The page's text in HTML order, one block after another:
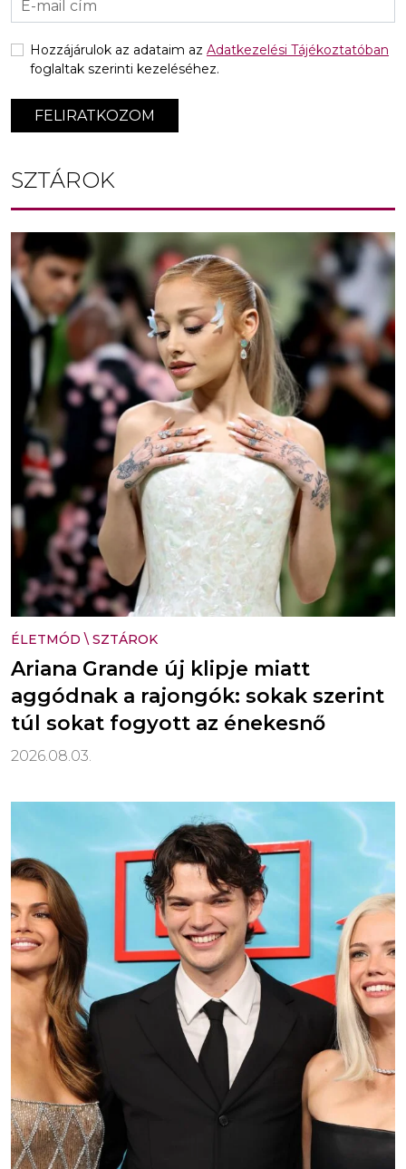
FELIRATKOZOM
Hozzájárulok az adataim az Adatkezelési Tájékoztatóban
foglaltak szerinti kezeléséhez.
SZTÁROK
ÉLETMÓD \ SZTÁROK
Ariana Grande új klipje miatt
aggódnak a rajongók: sokak szerint
túl sokat fogyott az énekesnő
2026.08.03.